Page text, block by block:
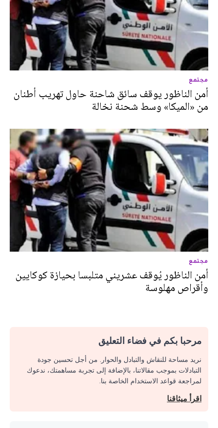
مجتمع
أمن الناظور يوقف سائق شاحنة حاول تهريب أطنان
من «الميكا» وسط شحنة نخالة
مجتمع
أمن الناظور يُوقف عشريني متلبسا بحيازة كوكايين
وأقراص مهلوسة
مرحبا بكم في فضاء التعليق
نريد مساحة للنقاش والتبادل والحوار. من أجل تحسين جودة
التبادلات بموجب مقالاتنا، بالإضافة إلى تجربة مساهمتك، ندعوك
لمراجعة قواعد الاستخدام الخاصة بنا.
اقرأ ميثاقنا